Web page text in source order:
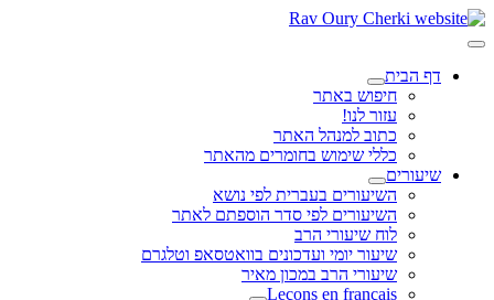
דף הבית
חיפוש באתר
עזור לנו!
כתוב למנהל האתר
כללי שימוש בחומרים מהאתר
שיעורים
השיעורים בעברית לפי נושא
השיעורים לפי סדר הוספתם לאתר
לוח שיעורי הרב
שיעור יומי ועדכונים בוואטסאפ וטלגרם
שיעורי הרב במכון מאיר
Leçons en français